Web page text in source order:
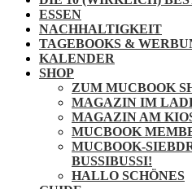
ESSEN
NACHHALTIGKEIT
TAGEBOOKS &
KALENDER
SHOP
ZUM MUCBOOK
MAGAZIN IM
MAGAZIN AM
MUCBOOK
MUCBOOK-
BUSSIBUSSI!
HALLO SCHÖNES